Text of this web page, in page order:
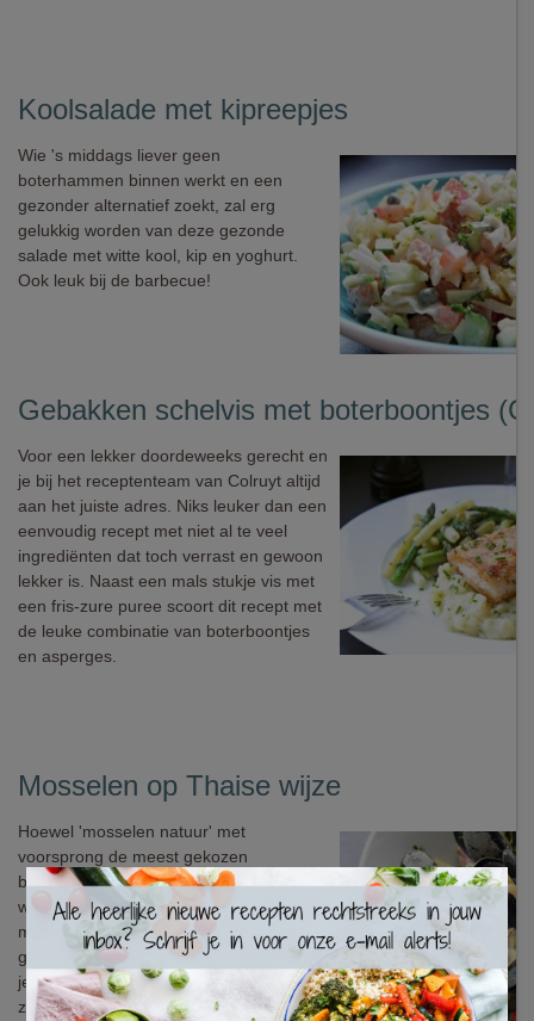
Koolsalade met kipreepjes
Wie 's middags liever geen
boterhammen binnen werkt en een
gezonder alternatief zoekt, zal erg
gelukkig worden van deze gezonde
salade met witte kool, kip en yoghurt.
Ook leuk bij de barbecue!
Gebakken schelvis met boterboontjes
Voor een lekker doordeweeks gerecht en
je bij het receptenteam van Colruyt altijd
aan het juiste adres. Niks leuker dan een
eenvoudig recept met niet al te veel
ingrediënten dat toch verrast en gewoon
lekker is. Naast een mals stukje vis met
een fris-zure puree scoort dit recept met
de leuke combinatie van boterboontjes
en asperges.
Mosselen op Thaise wijze
Hoewel 'mosselen natuur' met
voorsprong de meest gekozen
bereidingswijze is, zijn de smaakvolle
weekdieren op talloze manieren klaar te
maken. In dit originele recept wordt
gewerkt met typische smaakmakers die
je in Thaise gerechten zou verwachten,
zoals koriander, chili en kokos. Het
×